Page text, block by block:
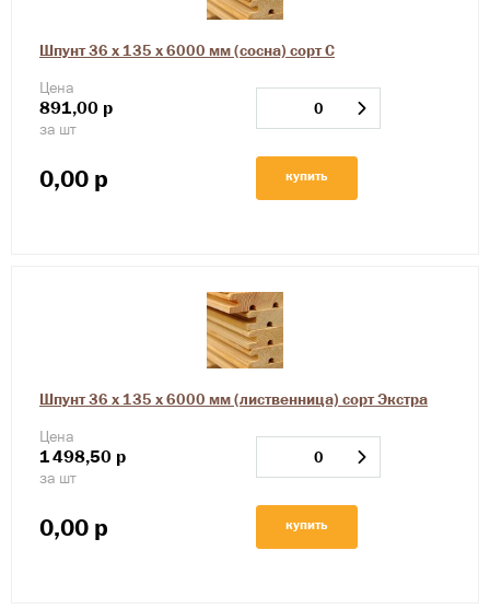
Шпунт 36 х 135 х 6000 мм (сосна) сорт С
Цена
891,00 р
за шт
0,00 р купить
Шпунт 36 х 135 х 6000 мм (лиственница) сорт Экстра
Цена
1498,50 р
за шт
0,00 р купить